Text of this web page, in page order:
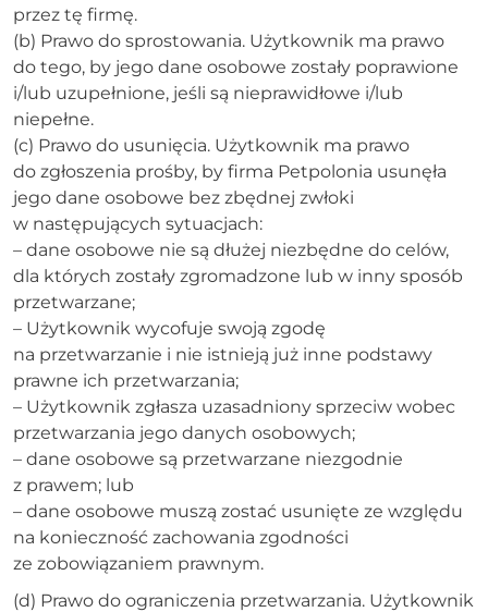
przez tę firmę.
(b) Prawo do sprostowania. Użytkownik ma prawo
do tego, by jego dane osobowe zostały poprawione
i/lub uzupełnione, jeśli są nieprawidłowe i/lub
niepełne.
(c) Prawo do usunięcia. Użytkownik ma prawo
do zgłoszenia prośby, by firma Petpolonia usunęła
jego dane osobowe bez zbędnej zwłoki
w następujących sytuacjach:
– dane osobowe nie są dłużej niezbędne do celów,
dla których zostały zgromadzone lub w inny sposób
przetwarzane;
– Użytkownik wycofuje swoją zgodę
na przetwarzanie i nie istnieją już inne podstawy
prawne ich przetwarzania;
– Użytkownik zgłasza uzasadniony sprzeciw wobec
przetwarzania jego danych osobowych;
– dane osobowe są przetwarzane niezgodnie
z prawem; lub
– dane osobowe muszą zostać usunięte ze względu
na konieczność zachowania zgodności
ze zobowiązaniem prawnym.
(d) Prawo do ograniczenia przetwarzania. Użytkownik